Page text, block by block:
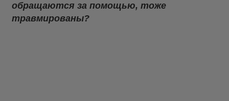
обращаются за помощью, тоже
травмированы?